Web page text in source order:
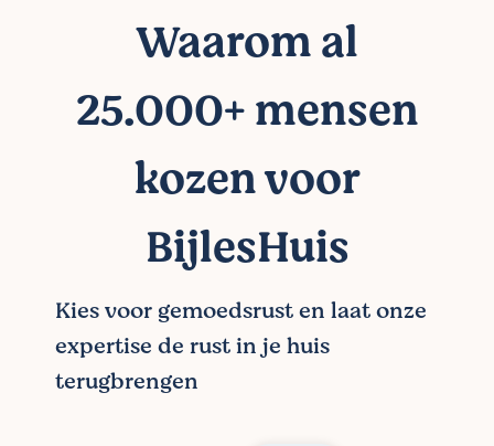
Waarom al
25.000+ mensen
kozen voor
BijlesHuis
Kies voor gemoedsrust en laat onze
expertise de rust in je huis
terugbrengen